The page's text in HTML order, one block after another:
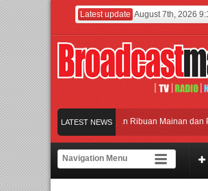
Latest update August 7th, 2026
LATEST NEWS
Meramaikan Jakarta dengan Ribuan Mainan dan
Menjadi Gerbang Inovasi dan Peluang Bisnis Industri